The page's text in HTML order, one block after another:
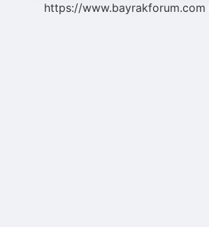
https://www.bayrakforum.com